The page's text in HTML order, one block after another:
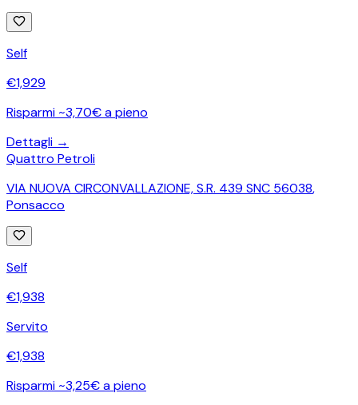
Self
€1,929
Risparmi ~3,70€ a pieno
Dettagli →
Quattro Petroli
VIA NUOVA CIRCONVALLAZIONE, S.R. 439 SNC 56038,
Ponsacco
Self
€1,938
Servito
€1,938
Risparmi ~3,25€ a pieno